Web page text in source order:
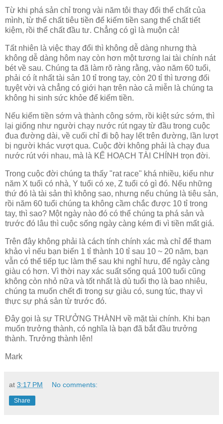
Từ khi phá sản chỉ trong vài năm tôi thay đổi thể chất của
mình, từ thể chất tiêu tiền để kiếm tiền sang thể chất tiết
kiệm, rồi thể chất đầu tư. Chẳng có gì là muộn cả!
Tất nhiên là việc thay đổi thì không dễ dàng nhưng thà
không dễ dàng hôm nay còn hơn một tương lai tài chính nát
bét về sau. Chúng ta đã làm rõ ràng rằng, vào năm 60 tuổi,
phải có ít nhất tài sản 10 tỉ trong tay, còn 20 tỉ thì tương đối
tuyệt vời và chẳng có giới hạn trên nào cả miễn là chúng ta
không hi sinh sức khỏe để kiếm tiền.
Nếu kiếm tiền sớm và thành công sớm, rồi kiệt sức sớm, thì
lại giống như người chạy nước rút ngay từ đầu trong cuộc
đua đường dài, về cuối chỉ đi bộ hay lết trên đường, lần lượt
bị người khác vượt qua. Cuộc đời không phải là chạy đua
nước rút với nhau, mà là KẾ HOẠCH TÀI CHÍNH trọn đời.
Trong cuộc đời chúng ta thấy "rat race" khá nhiều, kiểu như
năm X tuổi có nhà, Y tuổi có xe, Z tuổi có gì đó. Nếu những
thứ đó là tài sản thì không sao, nhưng nếu chúng là tiêu sản,
rồi năm 60 tuổi chúng ta không cầm chắc được 10 tỉ trong
tay, thì sao? Một ngày nào đó có thể chúng ta phá sản và
trước đó lâu thì cuộc sống ngày càng kém đi vì tiền mất giá.
Trên đây không phải là cách tính chính xác mà chỉ để tham
khảo vì nếu bạn biến 1 tỉ thành 10 tỉ sau 10 ~ 20 năm, bạn
vẫn có thể tiếp tục làm thế sau khi nghỉ hưu, để ngày càng
giàu có hơn. Vì thời nay xác suất sống quá 100 tuổi cũng
không còn nhỏ nữa và tốt nhất là dù tuổi thọ là bao nhiêu,
chúng ta muốn chết đi trong sự giàu có, sung túc, thay vì
thực sự phá sản từ trước đó.
Đây gọi là sự TRƯỞNG THÀNH về mặt tài chính. Khi bạn
muốn trưởng thành, có nghĩa là bạn đã bắt đầu trưởng
thành. Trưởng thành lên!
Mark
at 3:17 PM No comments:
Share